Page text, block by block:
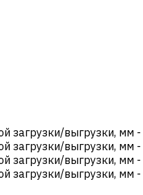
загрузки/выгрузки, мм -
загрузки/выгрузки, мм -
загрузки/выгрузки, мм -
загрузки/выгрузки, мм -